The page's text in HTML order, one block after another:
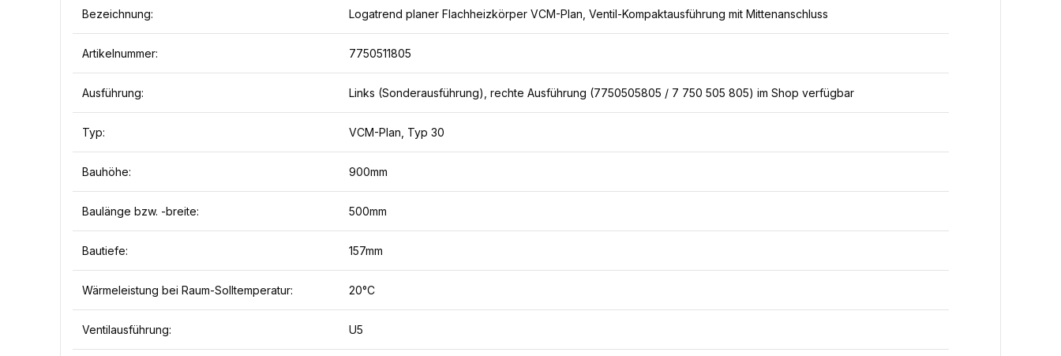
Bezeichnung: Logatrend planer Flachheizkörper VCM-Plan, Ventil-Kompaktausführung mit Mittenanschluss
Artikelnummer: 7750511805
Ausführung: Links (Sonderausführung), rechte Ausführung (7750505805 / 7 750 505 805) im Shop verfügbar
Typ: VCM-Plan, Typ 30
Bauhöhe: 900mm
Baulänge bzw. -breite: 500mm
Bautiefe: 157mm
Wärmeleistung bei Raum-Solltemperatur: 20°C
Ventilausführung: U5